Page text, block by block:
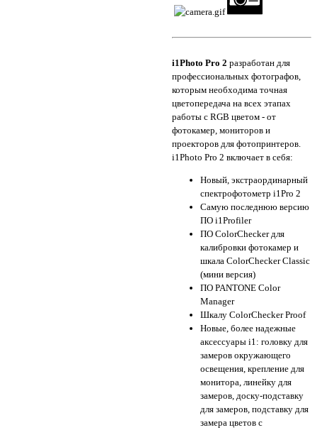
i1Photo Pro 2 разработан для
профессиональных фотографов,
которым необходима точная
цветопередача на всех этапах
работы с RGB цветом - от
фотокамер, мониторов и
проекторов для фотопринтеров.
i1Photo Pro 2 включает в себя:
Новый, экстраординарный
спектрофотометр i1Pro 2
Самую последнюю версию
ПО i1Profiler
ПО ColorChecker для
калибровки фотокамер и
шкала ColorChecker Classic
(мини версия)
ПО PANTONE Color
Manager
Шкалу ColorChecker Proof
Новые, более надежные
аксессуары i1: головку для
замеров окружающего
освещения, крепление для
монитора, линейку для
замеров, доску-подставку
для замеров, подставку для
замера цветов с